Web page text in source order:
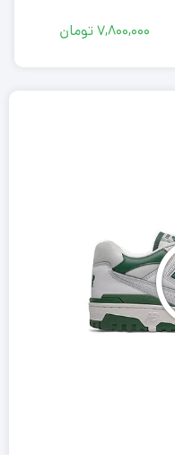
7,800,000تومان